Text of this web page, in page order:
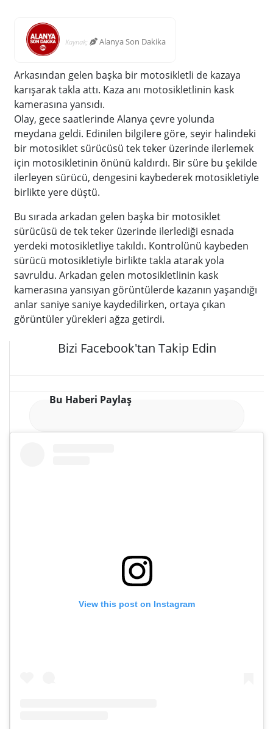
Kaynak; Alanya Son Dakika
Arkasından gelen başka bir motosikletli de kazaya
karışarak takla attı. Kaza anı motosikletlinin kask
kamerasına yansıdı.
Olay, gece saatlerinde Alanya çevre yolunda
meydana geldi. Edinilen bilgilere göre, seyir halindeki
bir motosiklet sürücüsü tek teker üzerinde ilerlemek
için motosikletinin önünü kaldırdı. Bir süre bu şekilde
ilerleyen sürücü, dengesini kaybederek motosikletiyle
birlikte yere düştü.
Bu sırada arkadan gelen başka bir motosiklet
sürücüsü de tek teker üzerinde ilerlediği esnada
yerdeki motosikletliye takıldı. Kontrolünü kaybeden
sürücü motosikletiyle birlikte takla atarak yola
savruldu. Arkadan gelen motosikletlinin kask
kamerasına yansıyan görüntülerde kazanın yaşandığı
anlar saniye saniye kaydedilirken, ortaya çıkan
görüntüler yürekleri ağza getirdi.
Bizi Facebook'tan Takip Edin
Bu Haberi Paylaş
View this post on Instagram